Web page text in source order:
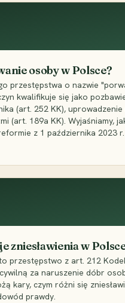
osoby w Polsce?
przestępstwa o nazwie
kwalifikuje się jako
(art. 252 KK), uprowadzenie
(art. 189a KK). Wyjaśniamy,
z 1 października 2023 r.
zniesławienia w
przestępstwo z art. 212
za naruszenie dóbr
kary, czym różni się
prawdy.